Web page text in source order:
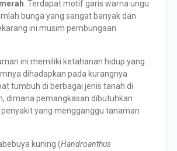
merah . Terdapat motif garis warna ungu
bunga yang sangat banyak dan
ini musim pembungaan
ini memiliki ketahanan hidup yang
dihadapkan pada kurangnya
tumbuh di berbagai jenis tanah di
dimana pemangkasan dibutuhkan
yang mengganggu tanaman
kuning (Handroanthus